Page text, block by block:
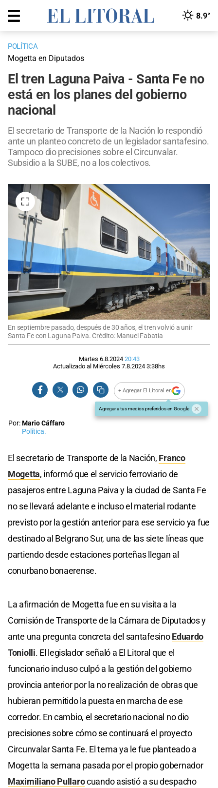
8.9°
POLÍTICA
Mogetta en Diputados
El tren Laguna Paiva - Santa Fe no
está en los planes del gobierno
nacional
El secretario de Transporte de la Nación lo respondió
ante un planteo concreto de un legislador santafesino.
Tampoco dio precisiones sobre el Circunvalar.
Subsidio a la SUBE, no a los colectivos.
En septiembre pasado, después de 30 años, el tren volvió a unir
Santa Fe con Laguna Paiva. Crédito: Manuel Fabatía
Martes 6.8.2024 20:43
Actualizado al Miércoles 7.8.2024 3:38hs
+ Agregar El Litoral en
Agregar a tus medios preferidos en Google
Por:Mario Cáffaro
Política.
El secretario de Transporte de la Nación, Franco
Mogetta, informó que el servicio ferroviario de
pasajeros entre Laguna Paiva y la ciudad de Santa Fe
no se llevará adelante e incluso el material rodante
previsto por la gestión anterior para ese servicio ya fue
destinado al Belgrano Sur, una de las siete líneas que
partiendo desde estaciones porteñas llegan al
conurbano bonaerense.
La afirmación de Mogetta fue en su visita a la
Comisión de Transporte de la Cámara de Diputados y
ante una pregunta concreta del santafesinoEduardo
Toniolli. El legislador señaló a El Litoral que el
funcionario incluso culpó a la gestión del gobierno
provincia anterior por la no realización de obras que
hubieran permitido la puesta en marcha de ese
corredor. En cambio, el secretario nacional no dio
precisiones sobre cómo se continuará el proyecto
Circunvalar Santa Fe. El tema ya le fue planteado a
Mogetta la semana pasada por el propio gobernador
Maximiliano Pullarocuando asistió a su despacho